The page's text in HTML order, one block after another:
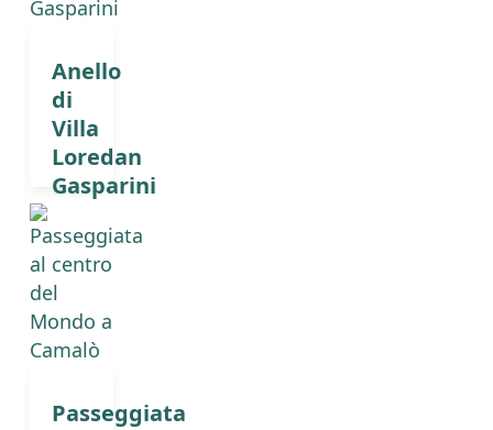
Anello
di
Villa
Loredan
Gasparini
Passeggiata